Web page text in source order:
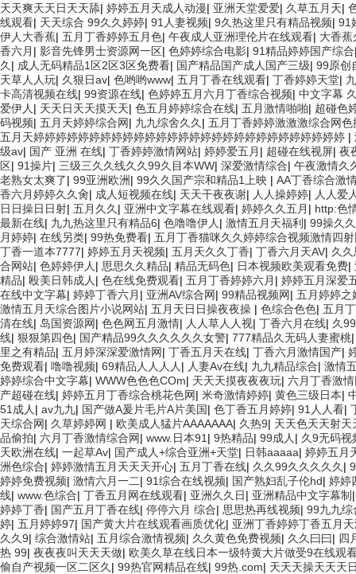
天天爽天天日天天舔| 婷婷五月天成人动漫| 亚洲天堂爱爱| 久草五月天|
线观看| 天天综合 99久久婷婷| 91人妻视频| 9久热这里只有精品视频| 91
伊人大香蕉| 五月丁香婷婷五月色| 午夜成人亚洲理伦片在线观看| 大香蕉
香六月 | 影音先锋男士资源网一区| 色婷婷综合电影| 91精品婷婷国产综合
久 | 成人无码精品1区2区3区免费看| 国产精品国产成人国产三级| 99原创
天草人人玩| 久狠日av| 色哟哟www| 五月丁香在线观看| 丁香婷婷天堂|
卡高清视频在线| 99资源在线| 色婷婷五月六月丁香综合视频| 中文字幕
爱伊人 | 天天日天天摸天天| 色五月婷婷综合在线| 五月激情啪啪| 超碰色
码视频| 五月天婷婷综合网| 九九综舍久久 | 五月丁香婷婷激激激综合网色
五月天婷婷婷婷婷婷婷婷婷婷婷婷婷婷婷婷婷婷婷婷婷婷婷婷婷婷婷婷 |
级av| 国产 亚洲 在线| 丁香婷婷激情网站| 婷婷爱五月 | 超碰在线视屏| 夜
区| 91操片| 三级三久久线久久99久目本WW| 深爱激情综合| 午夜激情久
老熟女太爽了| 99亚洲欧洲| 99久久国产宗和精品1上映 | AA丁香综合激
香六月婷婷久久肏| 成人短视频在线| 天天干夜夜谢| 人人操婷婷| 人人爱
日日操日日射| 五月久久 | 亚洲中文字幕在线观看| 婷婷久久五月 | http:色
最新在线| 九九热这里只有精品6| 色噜噜伊人 | 激情五月天福利 | 99操久久
月婷婷| 在线另类| 99热免费看| 五月丁香猫咪久久婷婷综合视频激情四
丁香一道本7777| 婷婷五月天视频| 五月天久久丁香| 丁香六月天AV| 久
合网站| 色婷婷伊人 | 思思久久精品| 精品无码色| 日本视频欧美观看免费|
精品| 殴美日韩成人 | 色在线免费观看| 五月丁香婷婷六月 | 婷婷五月深爱
在线中文字幕| 婷婷丁香六月 | 亚洲AV综合网| 99精品视频网| 五月婷婷之
激情五月天综合图片小说网站| 五月天日日操夜夜操 | 色综合色色| 五月
清在线| 岛国资源网| 色色网五月激情| 人人草人人视| 丁香六月在线| 久
线| 狠狠第四色| 国产精品99久久久久久久女警| 777精品久无码人妻蜜桃
里之有精品| 五月婷深深爱激情网| 丁香五月天在线| 丁香六月激情国产|
免费观看| 噜噜视频| 69精品人人人人 | 人妻Av在线| 九九精品综合| 激情
婷婷综合中文字幕| WWW色色色COm| 天天天摸夜夜夜玩| 六月丁香激
产超碰在线| 婷婷五月丁香综合桃花色网| 米奇激情婷婷| 黄色三级日本|
51成人 | av九九| 国产做A爰片毛片A片美国| 色丁香五月婷婷| 91人人看|
天综合网| 久草婷婷网 | 欧美成人猛片AAAAAAA| 久热9| 天天色天天射天
品偷拍| 六月丁香激情综合网| www.日本91 | 9热精品| 99成人 | 久9无码视
天欧洲在线| 一起草Av| 国产成人+综合亚洲+天堂| 日韩aaaaa| 婷婷五月
洲色综合| 婷婷激情五月天天天开心| 五月丁香在线| 久久99久久久久久 |
婷婷免费视频| 激情六月一二| 91综合在线视频| 国产熟妇乱子伦hd| 婷婷
线| www.色综合| 丁香五月网在线观看| 亚洲久久日| 亚洲精品中文字幕制
婷婷丁香| 国产五月丁香在线| 停停六月 综合| 思思热再线视频| 99九九综
婷| 五月婷婷97| 国产黄大片在线观看画质优化| 亚洲丁香婷婷丁香五月
久久9| 综合激情站| 五月综合激情视频| 久久黄色免费视频| 久久曰曰| 四
热 99| 夜夜夜叫天天天做| 欧美久草在线日本一级特黄大片做受9在线观
偷自产视频一区二区久 | 99热官网精品在线| 99热.com| 天天天操天天天